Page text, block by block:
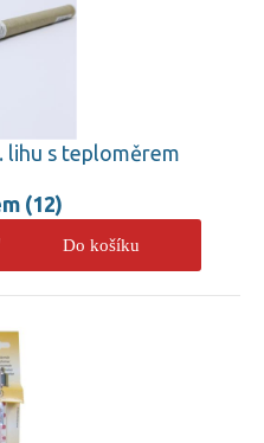
lihu s teploměrem
(12)
Do košíku